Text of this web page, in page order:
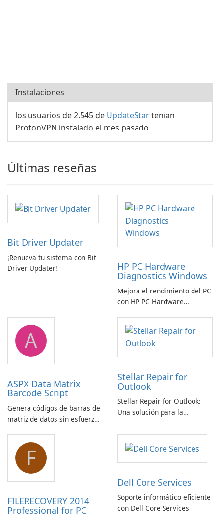
Instalaciones
los usuarios de 2.545 de UpdateStartenían
ProtonVPN instalado el mes pasado.
Últimas reseñas
Bit Driver Updater
¡Renueva tu sistema con Bit
Driver Updater!
HP PC Hardware
Diagnostics Windows
Mejora el rendimiento del PC
con HP PC Hardware
A
ASPX Data Matrix
Barcode Script
Genera códigos de barras de
matriz de datos sin esfuerzo
barras de matriz de datos
ASPX
Stellar Repair for
Outlook
Stellar Repair for Outlook:
Una solución para la
electrónico
F
FILERECOVERY 2014
Professional for PC
Dell Core Services
Soporte informático eficiente
con Dell Core Services